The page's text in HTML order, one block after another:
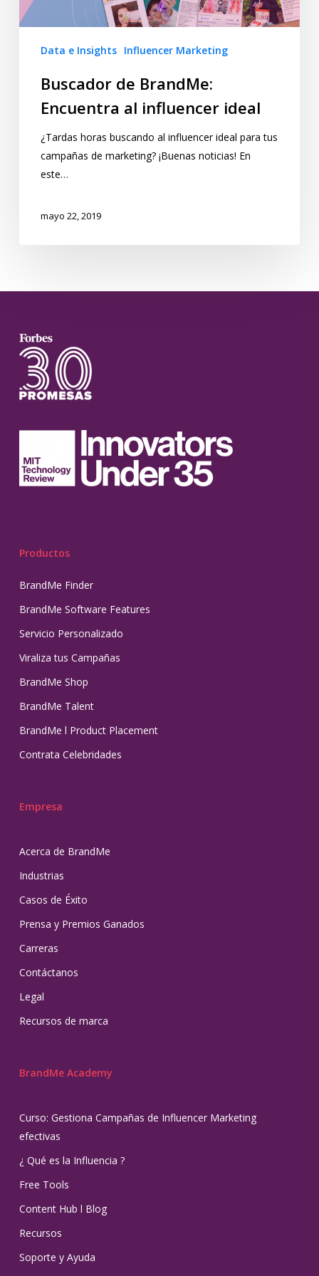
Data e Insights Influencer Marketing
Buscador de BrandMe:
Encuentra al influencer ideal
¿Tardas horas buscando al influencer ideal para tus
campañas de marketing? ¡Buenas noticias! En
este…
mayo 22, 2019
Productos
BrandMe Finder
BrandMe Software Features
Servicio Personalizado
Viraliza tus Campañas
BrandMe Shop
BrandMe Talent
BrandMe l Product Placement
Contrata Celebridades
Empresa
Acerca de BrandMe
Industrias
Casos de Éxito
Prensa y Premios Ganados
Carreras
Contáctanos
Legal
Recursos de marca
BrandMe Academy
Curso: Gestiona Campañas de Influencer Marketing
efectivas
¿ Qué es la Influencia ?
Free Tools
Content Hub l Blog
Recursos
Soporte y Ayuda